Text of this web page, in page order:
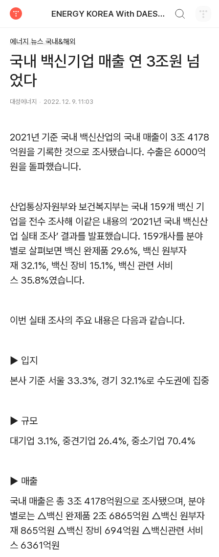
ENERGY KOREA With DAESUNG ENERGY
에너지 뉴스 국내&해외
국내 백신기업 매출 연 3조원 넘
었다
대성에너지 2022. 12. 9. 11:03
2021년 기준 국내 백신산업의 국내 매출이 3조 4178
억원을 기록한 것으로 조사됐습니다. 수출은 6000억
원을 돌파했습니다.
산업통상자원부와 보건복지부는 국내 159개 백신 기
업을 전수 조사해 이같은 내용의 ‘2021년 국내 백신산
업 실태 조사’ 결과를 발표했습니다. 159개사를 분야
별로 살펴보면 백신 완제품 29.6%, 백신 원부자
재 32.1%, 백신 장비 15.1%, 백신 관련 서비
스 35.8%였습니다.
이번 실태 조사의 주요 내용은 다음과 같습니다.
▶ 입지
본사 기준 서울 33.3%, 경기 32.1%로 수도권에 집중
▶ 규모
대기업 3.1%, 중견기업 26.4%, 중소기업 70.4%
▶ 매출
국내 매출은 총 3조 4178억원으로 조사됐으며, 분야
별로는 △백신 완제품 2조 6865억원 △백신 원부자
재 865억원 △백신 장비 694억원 △백신관련 서비
스 6361억원